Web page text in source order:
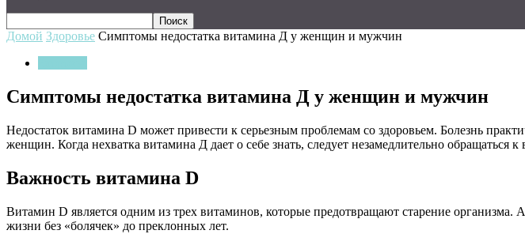
Домой Здоровье Симптомы недостатка витамина Д у женщин и мужчин
Симптомы недостатка витамина Д у женщин и мужчин
Недостаток витамина D может привести к серьезным проблемам со здоровьем. Болезнь
женщин. Когда нехватка витамина Д дает о себе знать, следует незамедлительно обращаться к
Важность витамина D
Витамин D является одним из трех витаминов, которые предотвращают старение организма.
жизни без «болячек» до преклонных лет.